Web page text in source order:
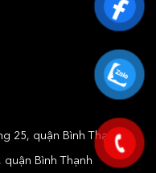
25, quận Bình Thạnh
Bình Thạnh